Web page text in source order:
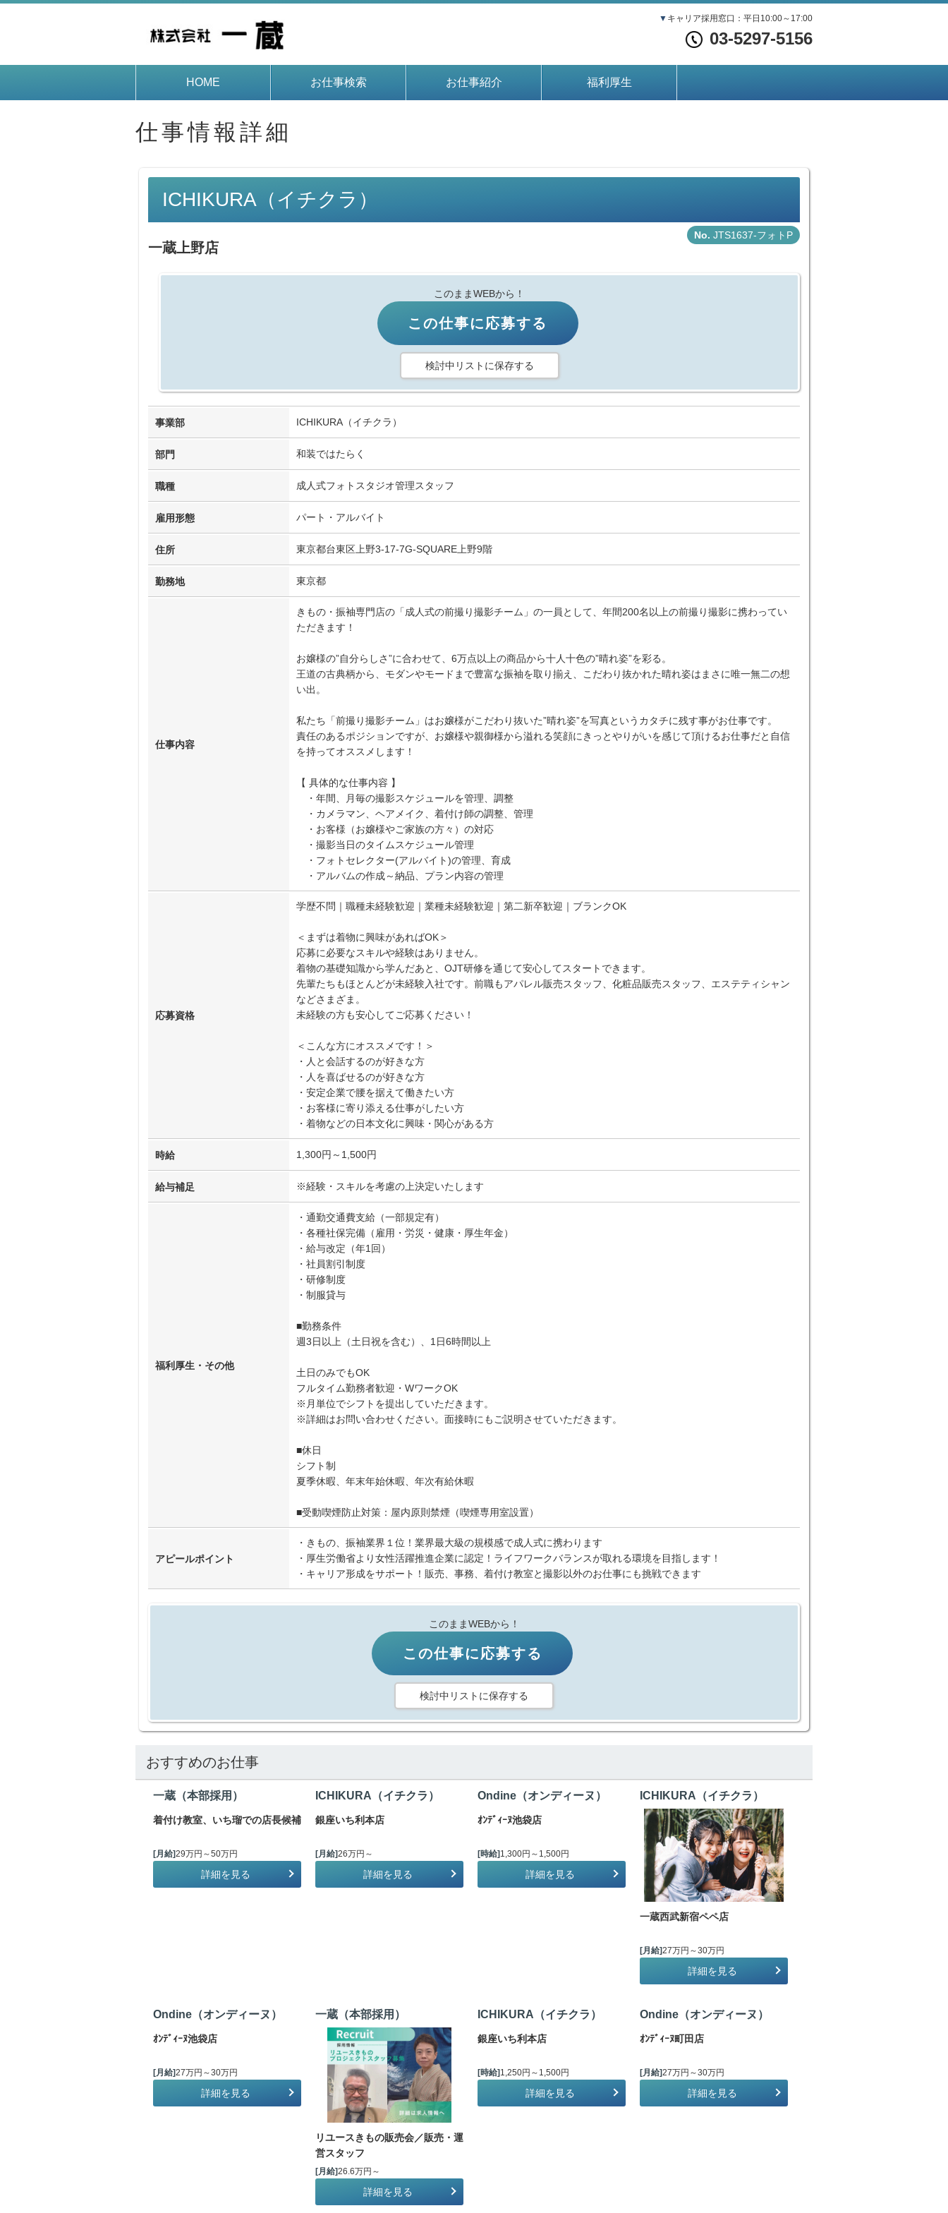
▼ キャリア採用窓口：平日10:00～17:00
03-5297-5156
HOME お仕事検索 お仕事紹介 福利厚生
仕事情報詳細
ICHIKURA（イチクラ）
JTS1637-フォトP
一蔵上野店
このままWEBから！
この仕事に応募する
検討中リストに保存する
事業部 ICHIKURA（イチクラ）
部門 和装ではたらく
職種 成人式フォトスタジオ管理スタッフ
雇用形態 パート・アルバイト
住所 東京都台東区上野3-17-7G-SQUARE上野9階
勤務地 東京都
仕事内容
きもの・振袖専門店の「成人式の前撮り撮影チーム」の一員として、年間200名以上の前撮り撮影に携わってい
ただきます！
お嬢様の”自分らしさ”に合わせて、6万点以上の商品から十人十色の”晴れ姿”を彩る。
王道の古典柄から、モダンやモードまで豊富な振袖を取り揃え、こだわり抜かれた晴れ姿はまさに唯一無二の想
い出。
私たち「前撮り撮影チーム」はお嬢様がこだわり抜いた”晴れ姿”を写真というカタチに残す事がお仕事です。
責任のあるポジションですが、お嬢様や親御様から溢れる笑顔にきっとやりがいを感じて頂けるお仕事だと自信
を持ってオススメします！
【 具体的な仕事内容 】
・年間、月毎の撮影スケジュールを管理、調整
・カメラマン、ヘアメイク、着付け師の調整、管理
・お客様（お嬢様やご家族の方々）の対応
・撮影当日のタイムスケジュール管理
・フォトセレクター(アルバイト)の管理、育成
・アルバムの作成～納品、プラン内容の管理
応募資格
学歴不問｜職種未経験歓迎｜業種未経験歓迎｜第二新卒歓迎｜ブランクOK
＜まずは着物に興味があればOK＞
応募に必要なスキルや経験はありません。
着物の基礎知識から学んだあと、OJT研修を通じて安心してスタートできます。
先輩たちもほとんどが未経験入社です。前職もアパレル販売スタッフ、化粧品販売スタッフ、エステティシャン
などさまざま。
未経験の方も安心してご応募ください！
＜こんな方にオススメです！＞
・人と会話するのが好きな方
・人を喜ばせるのが好きな方
・安定企業で腰を据えて働きたい方
・お客様に寄り添える仕事がしたい方
・着物などの日本文化に興味・関心がある方
時給 1,300円～1,500円
給与補足 ※経験・スキルを考慮の上決定いたします
福利厚生・その他
・通勤交通費支給（一部規定有）
・各種社保完備（雇用・労災・健康・厚生年金）
・給与改定（年1回）
・社員割引制度
・研修制度
・制服貸与
■勤務条件
週3日以上（土日祝を含む）、1日6時間以上
土日のみでもOK
フルタイム勤務者歓迎・WワークOK
※月単位でシフトを提出していただきます。
※詳細はお問い合わせください。面接時にもご説明させていただきます。
■休日
シフト制
夏季休暇、年末年始休暇、年次有給休暇
■受動喫煙防止対策：屋内原則禁煙（喫煙専用室設置）
アピールポイント
・きもの、振袖業界１位！業界最大級の規模感で成人式に携わります
・厚生労働省より女性活躍推進企業に認定！ライフワークバランスが取れる環境を目指します！
・キャリア形成をサポート！販売、事務、着付け教室と撮影以外のお仕事にも挑戦できます
このままWEBから！
この仕事に応募する
検討中リストに保存する
おすすめのお仕事
一蔵（本部採用）
着付け教室、いち瑠での店長候補
[月給]29万円～50万円
詳細を見る
ICHIKURA（イチクラ）
銀座いち利本店
[月給]26万円～
詳細を見る
Ondine（オンディーヌ）
ｵﾝﾃﾞｨｰﾇ池袋店
[時給] 1,300円～1,500円
詳細を見る
ICHIKURA（イチクラ）
一蔵西武新宿ペペ店
[月給]27万円～30万円
詳細を見る
Ondine（オンディーヌ）
ｵﾝﾃﾞｨｰﾇ池袋店
[月給]27万円～30万円
詳細を見る
一蔵（本部採用）
リユースきもの販売会／販売・運
営スタッフ
[月給]26.6万円～
詳細を見る
ICHIKURA（イチクラ）
銀座いち利本店
[時給] 1,250円～1,500円
詳細を見る
Ondine（オンディーヌ）
ｵﾝﾃﾞｨｰﾇ町田店
[月給]27万円～30万円
詳細を見る